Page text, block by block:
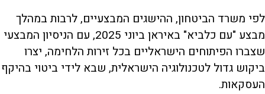
לפי משרד הביטחון, ההישגים המבצעיים, לרבות במהלך
מבצע "עם כלביא" באיראן ביוני 2025, עם הניסיון המבצעי
שצברו הפיתוחים הישראליים בכל זירות הלחימה, יצרו
ביקוש גדול לטכנולוגיה הישראלית, שבא לידי ביטוי בהיקף
העסקאות.